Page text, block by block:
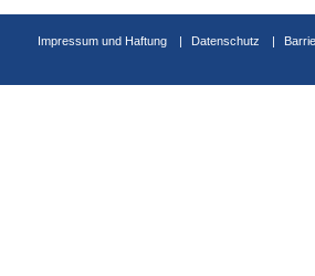
Impressum und Haftung Datenschutz